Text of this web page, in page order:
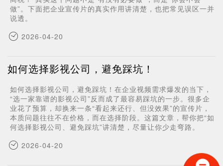
做”。下面把企业宣传片的真实作用讲清楚，也把常见误区一并
说透。
2026-04-20
如何选择影视公司，避免踩坑！
如何选择影视公司，避免踩坑！在企业视频需求爆发的当下，
“选一家靠谱的影视公司”反而成了最容易踩坑的一步。很多企
业花了预算，却换来一条“看起来还行、但没效果”的宣传片，
本质问题往往不在价格，而在选择阶段。这篇文章，帮你把“如
何选择影视公司、避免踩坑”讲清楚，尽量让你少走弯路。
2026-04-20